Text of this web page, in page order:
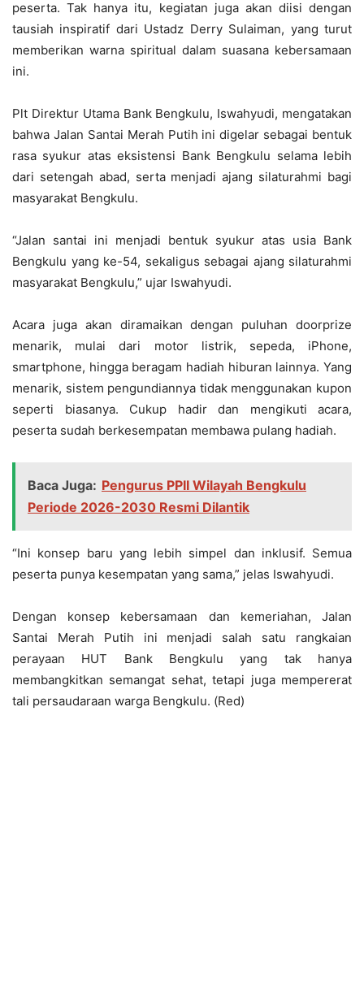
peserta. Tak hanya itu, kegiatan juga akan diisi dengan
tausiah inspiratif dari Ustadz Derry Sulaiman, yang turut
memberikan warna spiritual dalam suasana kebersamaan
ini.
Plt Direktur Utama Bank Bengkulu, Iswahyudi, mengatakan
bahwa Jalan Santai Merah Putih ini digelar sebagai bentuk
rasa syukur atas eksistensi Bank Bengkulu selama lebih
dari setengah abad, serta menjadi ajang silaturahmi bagi
masyarakat Bengkulu.
“Jalan santai ini menjadi bentuk syukur atas usia Bank
Bengkulu yang ke-54, sekaligus sebagai ajang silaturahmi
masyarakat Bengkulu,” ujar Iswahyudi.
Acara juga akan diramaikan dengan puluhan doorprize
menarik, mulai dari motor listrik, sepeda, iPhone,
smartphone, hingga beragam hadiah hiburan lainnya. Yang
menarik, sistem pengundiannya tidak menggunakan kupon
seperti biasanya. Cukup hadir dan mengikuti acara,
peserta sudah berkesempatan membawa pulang hadiah.
Baca Juga: Pengurus PPII Wilayah Bengkulu
Periode 2026-2030 Resmi Dilantik
“Ini konsep baru yang lebih simpel dan inklusif. Semua
peserta punya kesempatan yang sama,” jelas Iswahyudi.
Dengan konsep kebersamaan dan kemeriahan, Jalan
Santai Merah Putih ini menjadi salah satu rangkaian
perayaan HUT Bank Bengkulu yang tak hanya
membangkitkan semangat sehat, tetapi juga mempererat
tali persaudaraan warga Bengkulu. (Red)